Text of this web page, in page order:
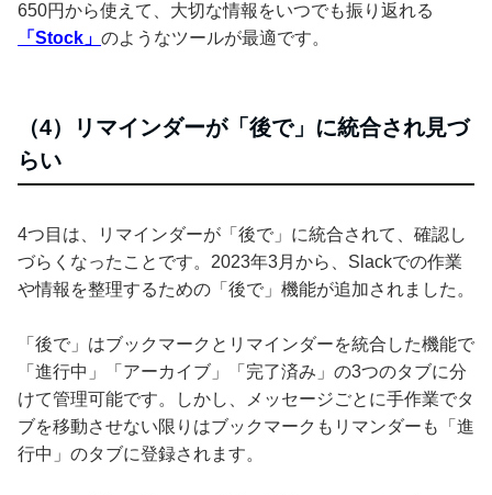
650円から使えて、大切な情報をいつでも振り返れる
「Stock」 のようなツールが最適です。
（4）リマインダーが「後で」に統合され見づ
らい
4つ目は、リマインダーが「後で」に統合されて、確認し
づらくなったことです。2023年3月から、Slackでの作業
や情報を整理するための「後で」機能が追加されました。
「後で」はブックマークとリマインダーを統合した機能で
「進行中」「アーカイブ」「完了済み」の3つのタブに分
けて管理可能です。しかし、メッセージごとに手作業でタ
ブを移動させない限りはブックマークもリマンダーも「進
行中」のタブに登録されます。